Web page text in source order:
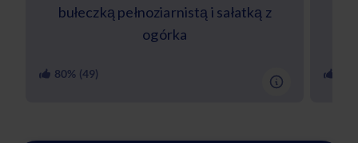
bułeczką pełnoziarnistą i sałatką z
ogórka
80% (49)